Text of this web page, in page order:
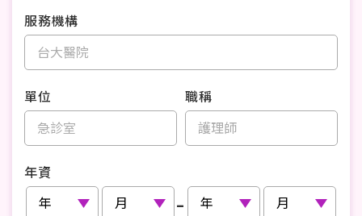
服務機構
單位 職稱
年資
-